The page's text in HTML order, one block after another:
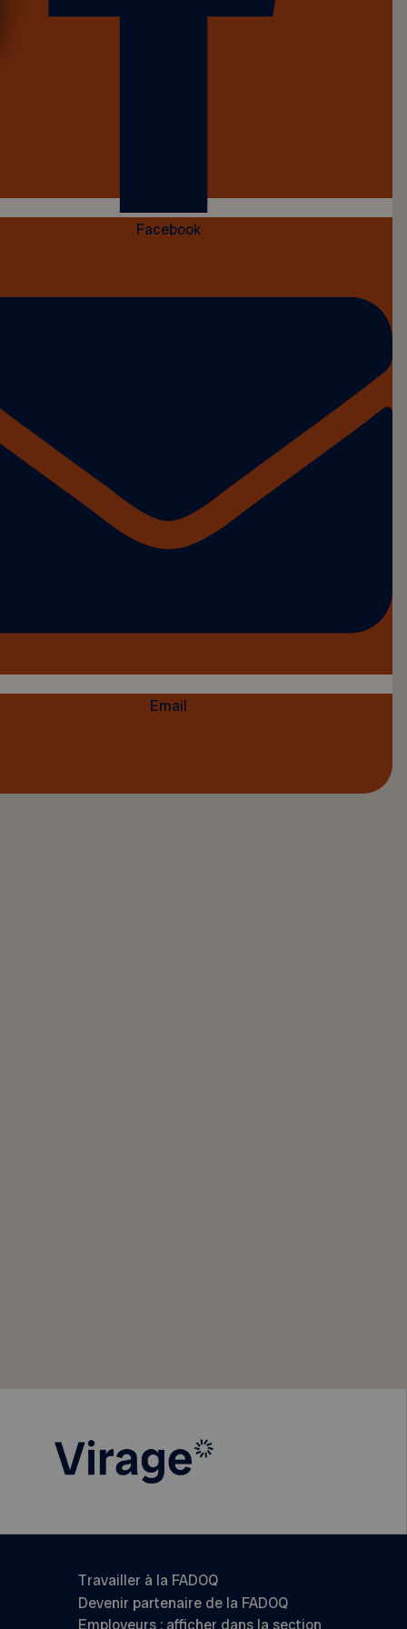
Facebook
Email
Travailler à la FADOQ
Devenir partenaire de la FADOQ